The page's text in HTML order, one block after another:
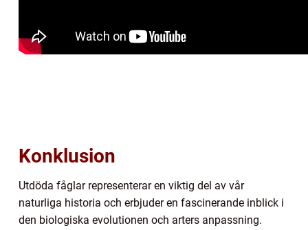
Konklusion
Utdöda fåglar representerar en viktig del av vår
naturliga historia och erbjuder en fascinerande inblick i
den biologiska evolutionen och arters anpassning.